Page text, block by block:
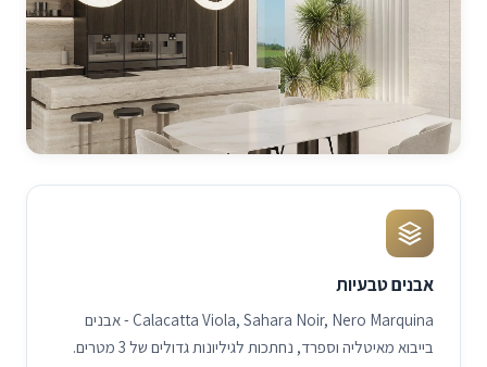
אבנים טבעיות
Calacatta Viola, Sahara Noir, Nero Marquina - אבנים
בייבוא מאיטליה וספרד, נחתכות לגיליונות גדולים של 3 מטרים.